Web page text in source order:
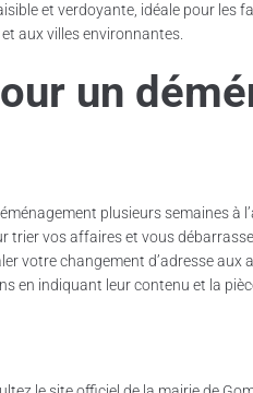
et verdoyante, idéale pour les
aux villes environnantes.
un
plusieurs semaines à
trier vos affaires et vous
votre changement d’adresse
en indiquant leur contenu et la